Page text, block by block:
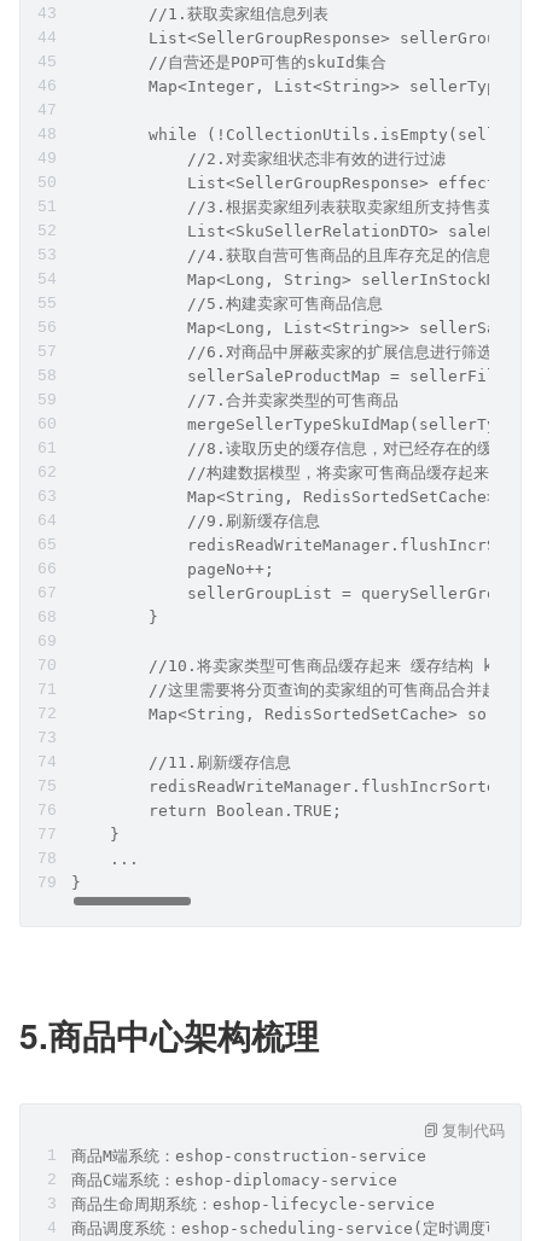
        //1.获取卖家组信息列表
List<SellerGroupResponse>
        //自营还是POP可售的skuId集合
Map<Integer, List<String>>
while
            //2.对卖家组状态非有效的进行过滤
List<SellerGroupResponse>
            //3.根据卖家组列表获取卖家组所支持售卖的商品
List<SkuSellerRelationDTO>
            //4.获取自营可售商品的且库存充足的信息
Map<Long, String> sellerInStockMap
            //5.构建卖家可售商品信息
Map<Long, List<String>>
            //6.对商品中屏蔽卖家的扩展信息进行筛选
sellerSaleProductMap =
            //7.合并卖家类型的可售商品
//8.读取历史的缓存信息，对已经存在的缓存进
//构建数据模型，将卖家可售商品缓存起来 缓
Map<String, RedisSortedSetCache>
            //9.刷新缓存信息
            pageNo++;
sellerGroupList =
        }
//10.将卖家类型可售商品缓存起来 缓存结构 key:"
//这里需要将分页查询的卖家组的可售商品合并起来，
Map<String, RedisSortedSetCache>
        //11.刷新缓存信息
        return Boolean.TRUE;
    }
    ...
}
5.商品中心架构梳理
商品M端系统：eshop-construction-service
商品C端系统：eshop-diplomacy-service
商品生命周期系统：eshop-lifecycle-service
商品调度系统：eshop-scheduling-service(定时调度可采可
复制代码